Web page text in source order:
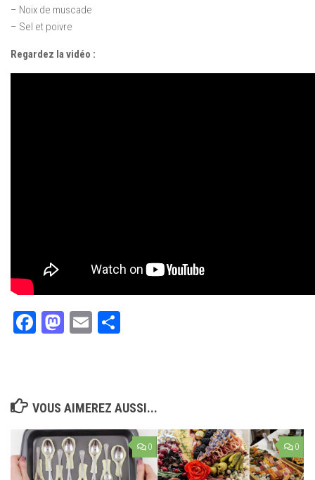
– Noix de muscade
– Sel et poivre
Regardez la vidéo :
Facebook
Mastodon
Email
VOUS AIMEREZ AUSSI...
0 0